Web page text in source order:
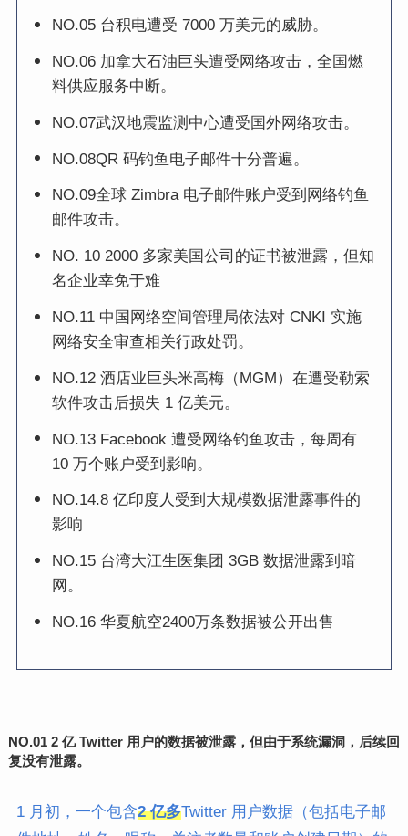
NO.05 台积电遭受 7000 万美元的威胁。
NO.06 加拿大石油巨头遭受网络攻击，全国燃
料供应服务中断。
NO.07武汉地震监测中心遭受国外网络攻击。
NO.08QR 码钓鱼电子邮件十分普遍。
NO.09全球 Zimbra 电子邮件账户受到网络钓鱼
邮件攻击。
NO. 10 2000 多家美国公司的证书被泄露，但知
名企业幸免于难
NO.11 中国网络空间管理局依法对 CNKI 实施
网络安全审查相关行政处罚。
NO.12 酒店业巨头米高梅（MGM）在遭受勒索
软件攻击后损失 1 亿美元。
NO.13 Facebook 遭受网络钓鱼攻击，每周有
10 万个账户受到影响。
NO.14.8 亿印度人受到大规模数据泄露事件的
影响
NO.15 台湾大江生医集团 3GB 数据泄露到暗
网。
NO.16 华夏航空2400万条数据被公开出售
NO.012 亿 Twitter 用户的数据被泄露，但由于系统漏洞，后续回
复没有泄露。
1 月初，一个包含2 亿多Twitter 用户数据（包括电子邮